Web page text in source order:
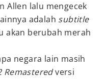
Allen lalu mengecek
adalah subtitle
akan berubah merah
negara lain masih
Remasteredversi